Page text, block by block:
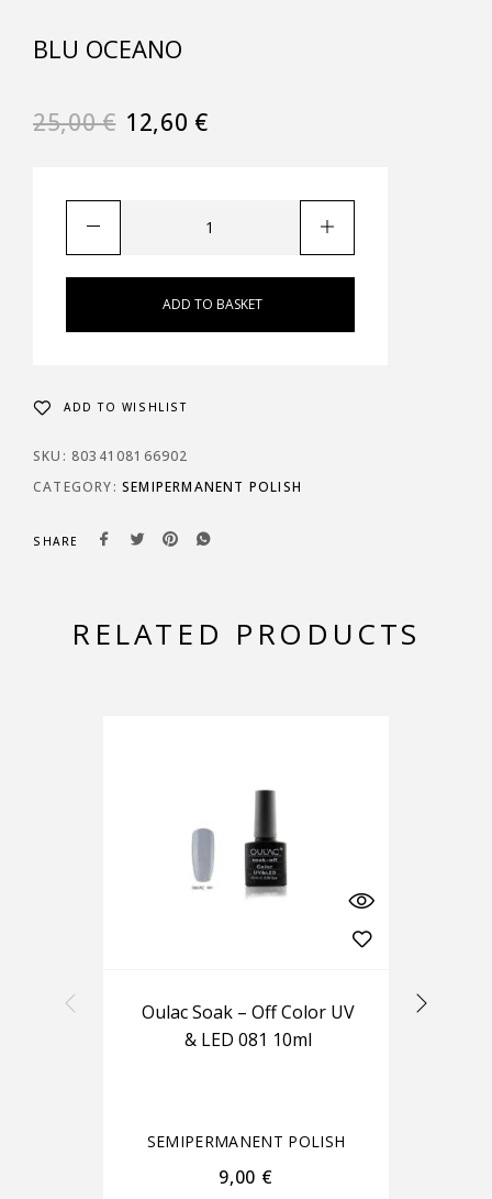
BLU OCEANO
25,00€ 12,60 €
ADD TO BASKET
ADD TO WISHLIST
SKU: 8034108166902
CATEGORY: SEMIPERMANENT POLISH
SHARE
RELATED PRODUCTS
Oulac Soak – Off Color UV
& LED 081 10ml
SEMIPERMANENT POLISH
9,00 €